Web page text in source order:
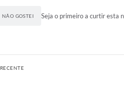
NÃO GOSTEI Seja o primeiro a curtir esta